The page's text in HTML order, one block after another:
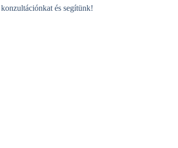
és segítünk!